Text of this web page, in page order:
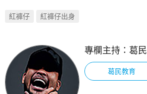
紅褲仔 紅褲仔出身
專欄主持： 葛
葛民教育